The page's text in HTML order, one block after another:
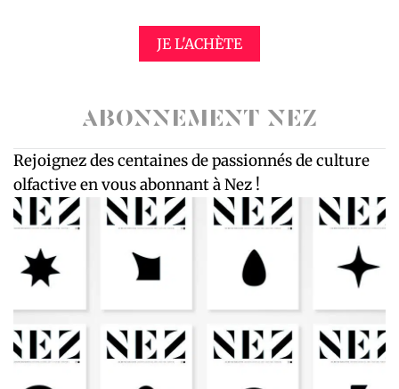
JE L'ACHÈTE
ABONNEMENT NEZ
Rejoignez des centaines de passionnés de culture
olfactive en vous abonnant à Nez !